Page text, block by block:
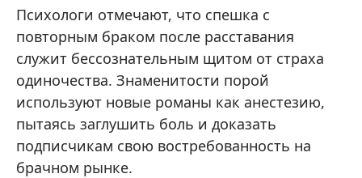
Психологи отмечают, что спешка с
повторным браком после расставания
служит бессознательным щитом от страха
одиночества. Знаменитости порой
используют новые романы как анестезию,
пытаясь заглушить боль и доказать
подписчикам свою востребованность на
брачном рынке.